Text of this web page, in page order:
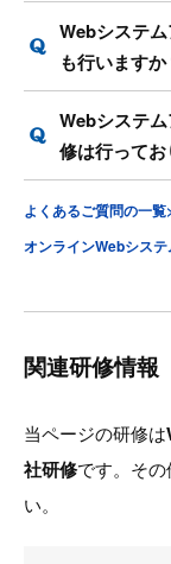
Webシステ
も行いますか
Webシステ
修は行って
よくあるご質問の一覧
オンラインWebシス
関連研修情報
当ページの研修は
社研修です。そ
い。